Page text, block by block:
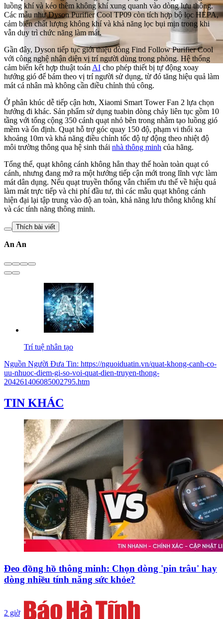
luồng khí và kéo thêm không khí xung quanh vào dòng lưu thông.
Các mẫu như Dyson Purifier Cool TP09 còn tích hợp bộ lọc HEPA,
cảm biến chất lượng không khí và khả năng lọc bụi mịn trong khi
vẫn duy trì chức năng làm mát.
Gần đây, Dyson tiếp tục giới thiệu dòng Find Follow Purifier Cool
với công nghệ nhận diện vị trí người dùng trong phòng. Hệ thống
cảm biến kết hợp thuật toán AI cho phép thiết bị tự động xoay
hướng gió để bám theo vị trí người sử dụng, từ đó tăng hiệu quả làm
mát cá nhân mà không cần điều chỉnh thủ công.
Ở phân khúc dễ tiếp cận hơn, Xiaomi Smart Tower Fan 2 lựa chọn
hướng đi khác. Sản phẩm sử dụng tuabin dòng chảy liên tục gồm 10
tầng với tổng cộng 350 cánh quạt nhỏ bên trong nhằm tạo luồng gió
mềm và ổn định. Quạt hỗ trợ góc quay 150 độ, phạm vi thổi xa
khoảng 10m và khả năng điều chỉnh tốc độ tự động theo nhiệt độ
môi trường thông qua hệ sinh thái nhà thông minh của hãng.
Tổng thể, quạt không cánh không hẳn thay thế hoàn toàn quạt có
cánh, nhưng đang mở ra một hướng tiếp cận mới trong lĩnh vực làm
mát dân dụng. Nếu quạt truyền thống vẫn chiếm ưu thế về hiệu quả
làm mát trực tiếp và chi phí đầu tư, thì các mẫu quạt không cánh
hiện đại lại tập trung vào độ an toàn, khả năng lưu thông không khí
và các tính năng thông minh.
Thích bài viết
An An
Trí tuệ nhân tạo
Nguồn Người Đưa Tin: https://nguoiduatin.vn/quat-khong-canh-co-
uu-nhuoc-diem-gi-so-voi-quat-dien-truyen-thong-
204261406085002795.htm
TIN KHÁC
Đeo đồng hồ thông minh: Chọn dòng 'pin trâu' hay
dòng nhiều tính năng sức khỏe?
2 giờ